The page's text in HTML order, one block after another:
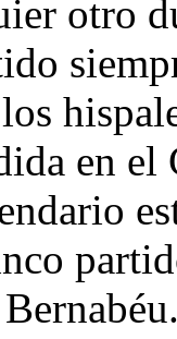
otro
en